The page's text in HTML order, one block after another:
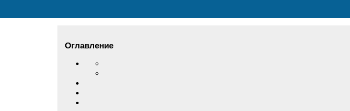
Оглавление